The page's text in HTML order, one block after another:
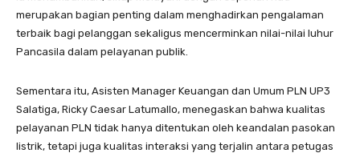
merupakan bagian penting dalam menghadirkan pengalaman
terbaik bagi pelanggan sekaligus mencerminkan nilai-nilai luhur
Pancasila dalam pelayanan publik.
Sementara itu, Asisten Manager Keuangan dan Umum PLN UP3
Salatiga, Ricky Caesar Latumallo, menegaskan bahwa kualitas
pelayanan PLN tidak hanya ditentukan oleh keandalan pasokan
listrik, tetapi juga kualitas interaksi yang terjalin antara petugas